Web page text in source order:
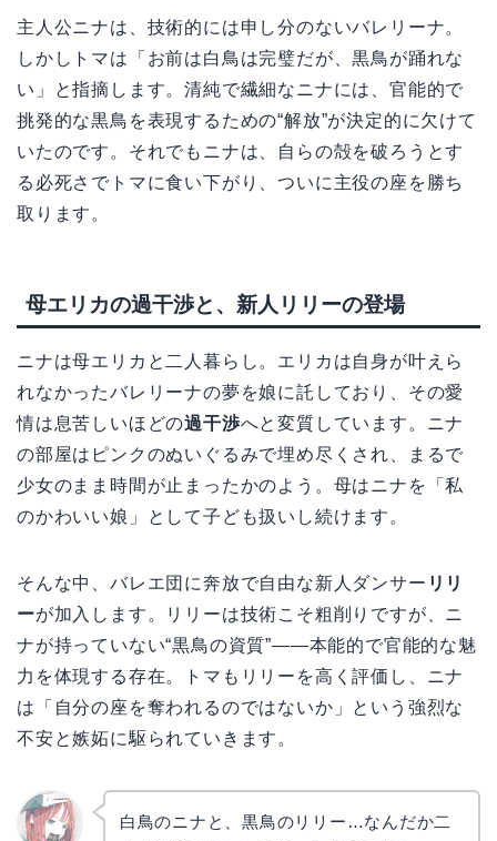
主人公ニナは、技術的には申し分のないバレリーナ。
しかしトマは「お前は白鳥は完璧だが、黒鳥が踊れな
い」と指摘します。清純で繊細なニナには、官能的で
挑発的な黒鳥を表現するための“解放”が決定的に欠けて
いたのです。それでもニナは、自らの殻を破ろうとす
る必死さでトマに食い下がり、ついに主役の座を勝ち
取ります。
母エリカの過干渉と、新人リリーの登場
ニナは母エリカと二人暮らし。エリカは自身が叶えら
れなかったバレリーナの夢を娘に託しており、その愛
情は息苦しいほどの過干渉へと変質しています。ニナ
の部屋はピンクのぬいぐるみで埋め尽くされ、まるで
少女のまま時間が止まったかのよう。母はニナを「私
のかわいい娘」として子ども扱いし続けます。
そんな中、バレエ団に奔放で自由な新人ダンサー リリ
ーが加入します。リリーは技術こそ粗削りですが、ニ
ナが持っていない“黒鳥の資質”――本能的で官能的な魅
力を体現する存在。トマもリリーを高く評価し、ニナ
は「自分の座を奪われるのではないか」という強烈な
不安と嫉妬に駆られていきます。
白鳥のニナと、黒鳥のリリー…なんだか二